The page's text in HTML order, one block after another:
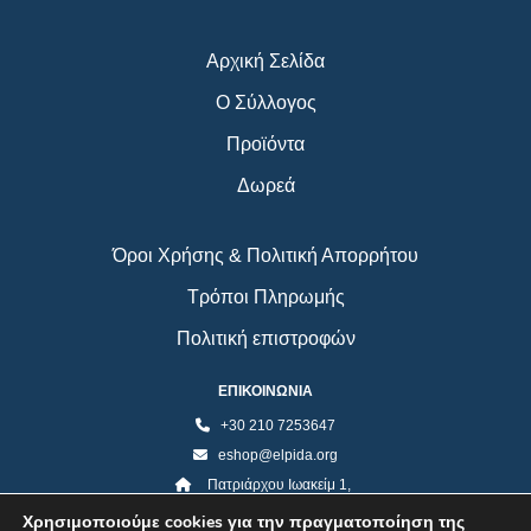
Αρχική Σελίδα
Ο Σύλλογος
Προϊόντα
Δωρεά
Όροι Χρήσης & Πολιτική Απορρήτου
Τρόποι Πληρωμής
Πολιτική επιστροφών
ΕΠΙΚΟΙΝΩΝΙΑ
+30 210 7253647
eshop@elpida.org
Πατριάρχου Ιωακείμ 1,
Χρησιμοποιούμε cookies για την πραγματοποίηση της